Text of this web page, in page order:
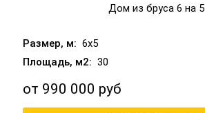
Дом из бруса 6 на 5
6x5
30
от 990 000 руб